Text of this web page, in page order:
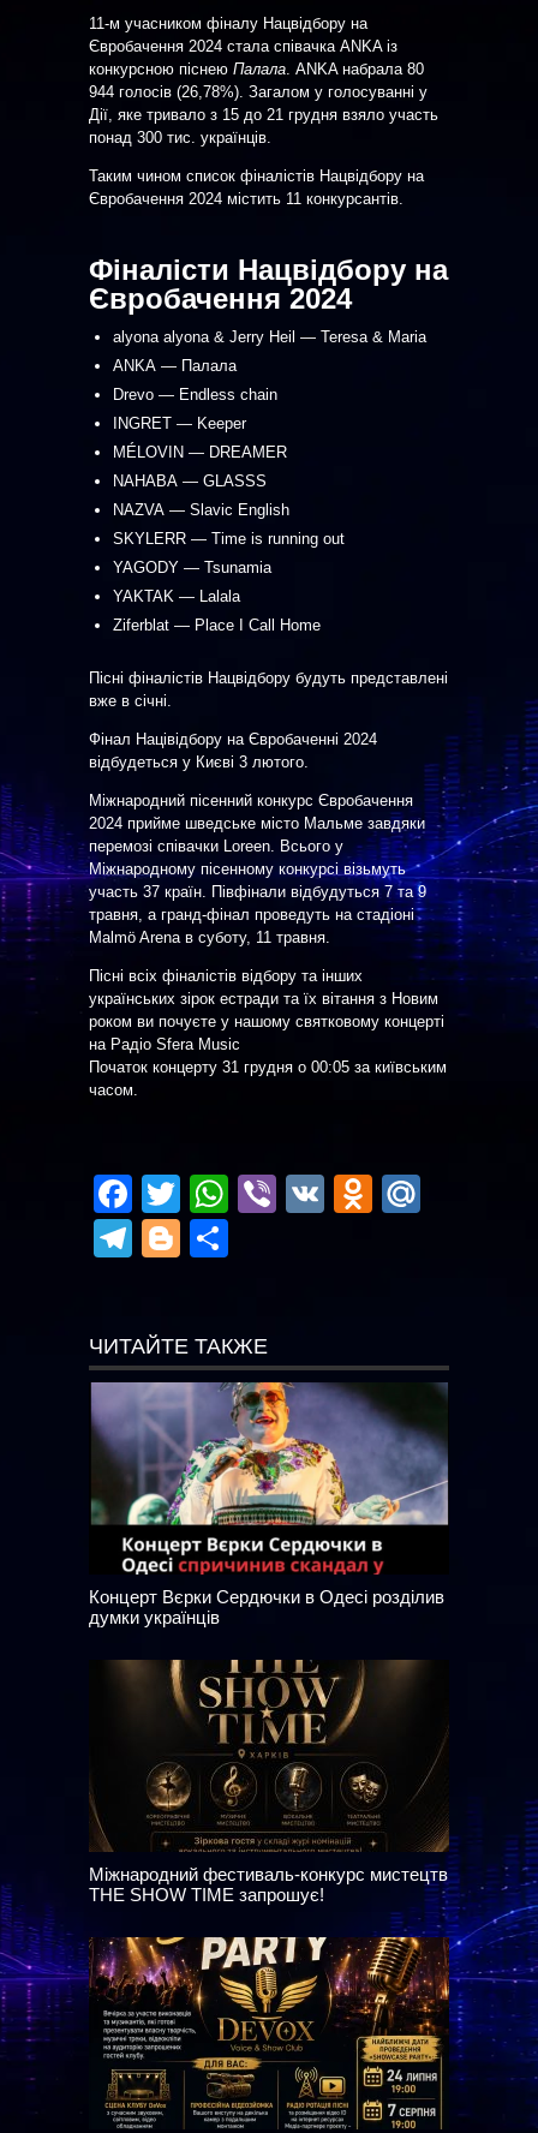
11-м учасником фіналу Нацвідбору на
Євробачення 2024 стала співачка ANKA із
конкурсною піснею Палала. ANKA набрала 80
944 голосів (26,78%). Загалом у голосуванні у
Дії, яке тривало з 15 до 21 грудня взяло участь
понад 300 тис. українців.
Таким чином список фіналістів Нацвідбору на
Євробачення 2024 містить 11 конкурсантів.
Фіналісти Нацвідбору на
Євробачення 2024
alyona alyona & Jerry Heil — Teresa & Maria
ANKA — Палала
Drevo — Endless chain
INGRET — Keeper
MÉLOVIN — DREAMER
NAHABA — GLASSS
NAZVA — Slavic English
SKYLERR — Time is running out
YAGODY — Tsunamia
YAKTAK — Lalala
Ziferblat — Place I Call Home
Пісні фіналістів Нацвідбору будуть представлені
вже в січні.
Фінал Націвідбору на Євробаченні 2024
відбудеться у Києві 3 лютого.
Міжнародний пісенний конкурс Євробачення
2024 прийме шведське місто Мальме завдяки
перемозі співачки Loreen. Всього у
Міжнародному пісенному конкурсі візьмуть
участь 37 країн. Півфінали відбудуться 7 та 9
травня, а гранд-фінал проведуть на стадіоні
Malmö Arena в суботу, 11 травня.
Пісні всіх фіналістів відбору та інших
українських зірок естради та їх вітання з Новим
роком ви почуєте у нашому святковому концерті
на Радіо Sfera Music
Початок концерту 31 грудня о 00:05 за київським
часом.
Facebook
TwitterWhatsApp
Viber
VK
Telegram
Blogger
ЧИТАЙТЕ ТАКЖЕ
Концерт Вєрки Сердючки в Одесі розділив
думки українців
Міжнародний фестиваль-конкурс мистецтв
THE SHOW TIME запрошує!